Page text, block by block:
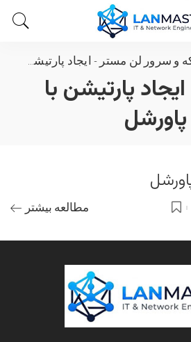
و سرور لن مستر - ایجاد پارتیشن با پاورشل
ایجاد پارتیشن با
پاورشل
مطالعه بیشتر